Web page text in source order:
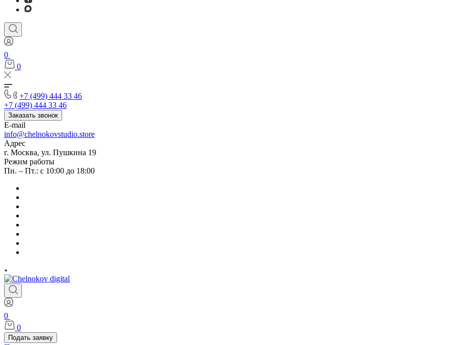
0
0
+7 (499) 444 33 46
+7 (499) 444 33 46
Заказать звонок
E-mail
info@chelnokovstudio.store
Адрес
г. Москва, ул. Пушкина 19
Режим работы
Пн. – Пт.: с 10:00 до 18:00
0
0
Подать заявку